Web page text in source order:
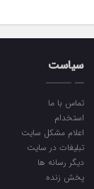
سیاست
تماس با ما
استخدام
اعلام مشکل سایت
تبلیغات در سایت
دیگر رسانه ها
پخش زنده